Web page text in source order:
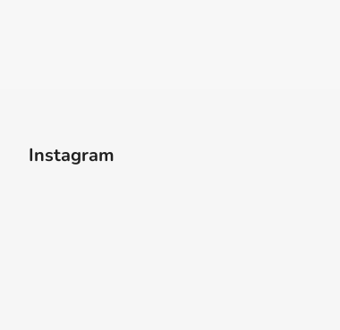
Instagram